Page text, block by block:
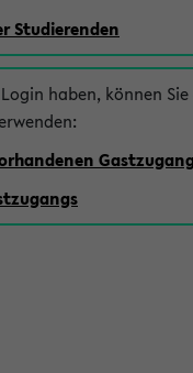
Studierenden
haben, können Sie